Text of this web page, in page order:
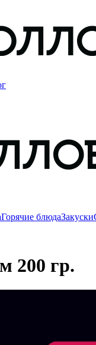
Горячие блюдаЗакуски
200 гр.